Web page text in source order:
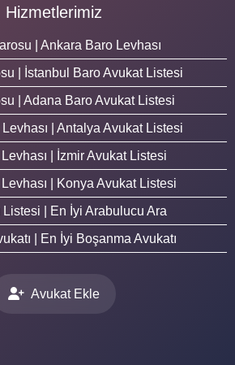
Hizmetlerimiz
| Ankara Baro Levhası
| İstanbul Baro Avukat Listesi
| Adana Baro Avukat Listesi
| Antalya Avukat Listesi
Levhası | İzmir Avukat Listesi
| Konya Avukat Listesi
| En İyi Arabulucu Ara
| En İyi Boşanma Avukatı
Avukat Ekle